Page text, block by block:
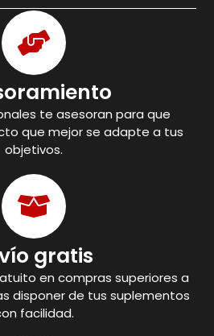
te asesoran para que
que mejor se adapte a tus
objetivos.
gratis
en compras superiores a
disponer de tus suplementos
facilidad.